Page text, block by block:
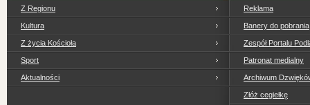
Z Regionu
Kultura
Z życia Kościoła
Sport
Aktualności
Reklama
Banery do pobrania
Zespół Portalu
Patronat medialny
Archiwum
Złóż cegiełkę